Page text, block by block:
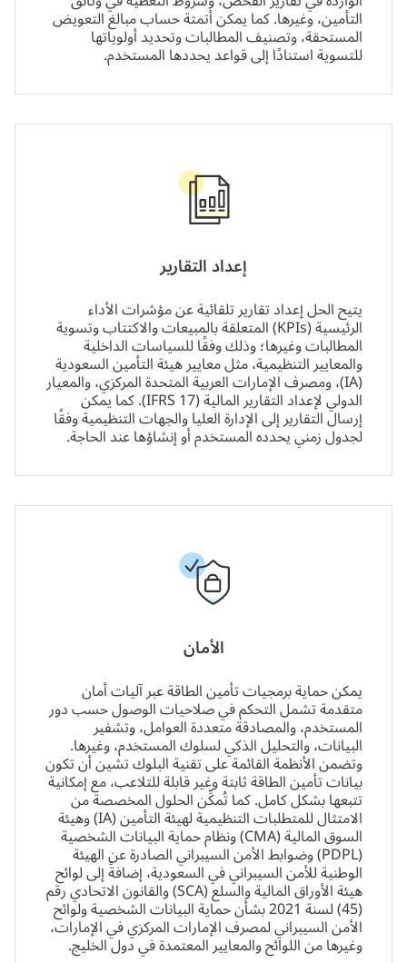
التأمين، وغيرها. كما يمكن أتمتة حساب مبالغ التعويض
المستحقة، وتصنيف المطالبات وتحديد أولوياتها
للتسوية استنادًا إلى قواعد يحددها المستخدم.
إعداد التقارير
يتيح الحل إعداد تقارير تلقائية عن مؤشرات الأداء
الرئيسية (KPIs) المتعلقة بالمبيعات والاكتتاب وتسوية
المطالبات وغيرها؛ وذلك وفقًا للسياسات الداخلية
والمعايير التنظيمية، مثل معايير هيئة التأمين السعودية
(IA)، ومصرف الإمارات العربية المتحدة المركزي، والمعيار
الدولي لإعداد التقارير المالية (IFRS 17). كما يمكن
إرسال التقارير إلى الإدارة العليا والجهات التنظيمية وفقًا
لجدول زمني يحدده المستخدم أو إنشاؤها عند الحاجة.
الأمان
يمكن حماية برمجيات تأمين الطاقة عبر آليات أمان
متقدمة تشمل التحكم في صلاحيات الوصول حسب دور
المستخدم، والمصادقة متعددة العوامل، وتشفير
البيانات، والتحليل الذكي لسلوك المستخدم، وغيرها.
وتضمن الأنظمة القائمة علىتقنية البلوك تشينأن تكون
بيانات تأمين الطاقة ثابتة وغير قابلة للتلاعب، مع إمكانية
تتبعها بشكل كامل. كما تُمكِّن الحلول المخصصة من
الامتثال للمتطلبات التنظيمية لهيئة التأمين (IA) وهيئة
السوق المالية (CMA) ونظام حماية البيانات الشخصية
(PDPL) وضوابط الأمن السيبراني الصادرة عن الهيئة
الوطنية للأمن السيبراني في السعودية، إضافةً إلى لوائح
هيئة الأوراق المالية والسلع (SCA) والقانون الاتحادي رقم
(45) لسنة 2021 بشأن حماية البيانات الشخصية ولوائح
الأمن السيبراني لمصرف الإمارات المركزي في الإمارات،
وغيرها من اللوائح والمعايير المعتمدة في دول الخليج.